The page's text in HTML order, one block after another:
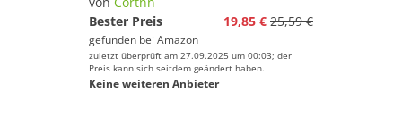
Bester Preis
19,85 € 25,59 €
gefunden bei Amazon
zuletzt überprüft am 27.09.2025 um 00:03; der
Preis kann sich seitdem geändert haben.
Keine weiteren Anbieter